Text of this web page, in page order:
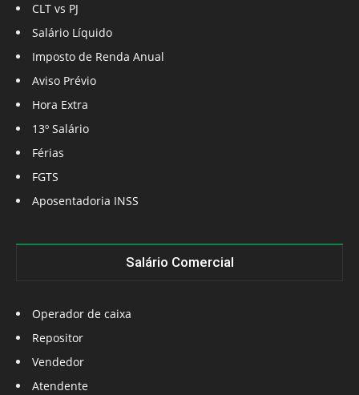
CLT vs PJ
Salário Líquido
Imposto de Renda Anual
Aviso Prévio
Hora Extra
13º Salário
Férias
FGTS
Aposentadoria INSS
Salário Comercial
Operador de caixa
Repositor
Vendedor
Atendente